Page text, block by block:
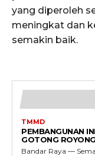
yang diperoleh
meningkat dan
semakin baik.
TMMD
PEMBANGUNAN
GOTONG
Bandar Raya —